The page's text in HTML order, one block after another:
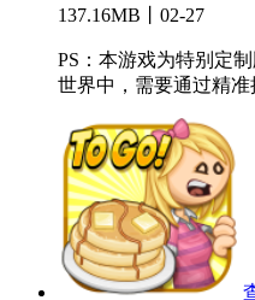
137.16MB丨02-27
PS：本游戏为特别定
世界中，需要通过精